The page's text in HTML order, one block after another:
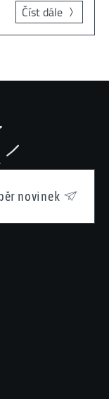
Číst dále
novinek